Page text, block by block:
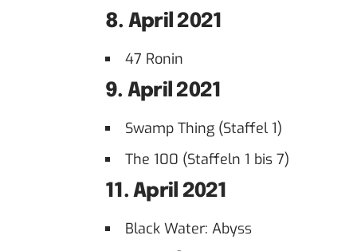
8. April 2021
47 Ronin
9. April 2021
Swamp Thing (Staffel 1)
The 100 (Staffeln 1 bis 7)
11. April 2021
Black Water: Abyss